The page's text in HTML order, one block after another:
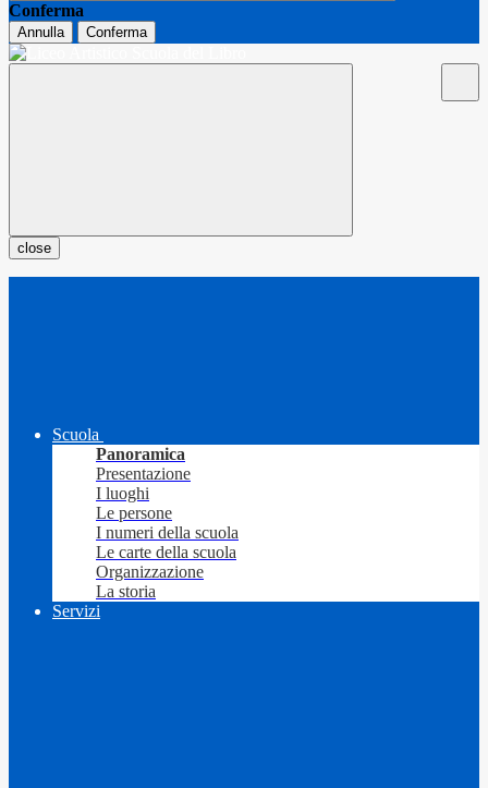
Conferma
Annulla Conferma
close
Scuola
Panoramica
Presentazione
I luoghi
Le persone
I numeri della scuola
Le carte della scuola
Organizzazione
La storia
Servizi